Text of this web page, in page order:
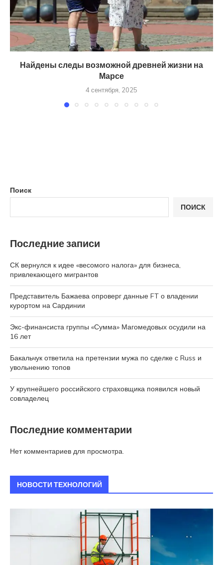
Найдены следы возможной древней жизни на
Марсе
4 сентября, 2025
Поиск
ПОИСК
Последние записи
СК вернулся к идее «весомого налога» для бизнеса,
привлекающего мигрантов
Представитель Бажаева опроверг данные FT о владении
курортом на Сардинии
Экс-финансиста группы «Сумма» Магомедовых осудили на
16 лет
Бакальчук ответила на претензии мужа по сделке с Russ и
увольнению топов
У крупнейшего российского страховщика появился новый
совладелец
Последние комментарии
Нет комментариев для просмотра.
НОВОСТИ ТЕХНОЛОГИЙ